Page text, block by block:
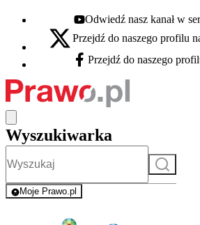
Youtube - otwiera się w nowej karcie
Odwiedź nasz kanał w
X - otwiera się w nowej karcie
Przejdź do naszego profilu
Facebook - otwiera się w nowej karcie
Przejdź do naszego
Wyszukiwarka
Szukaj
Moje Prawo.pl
- rejestracja i logowanie do serwisu